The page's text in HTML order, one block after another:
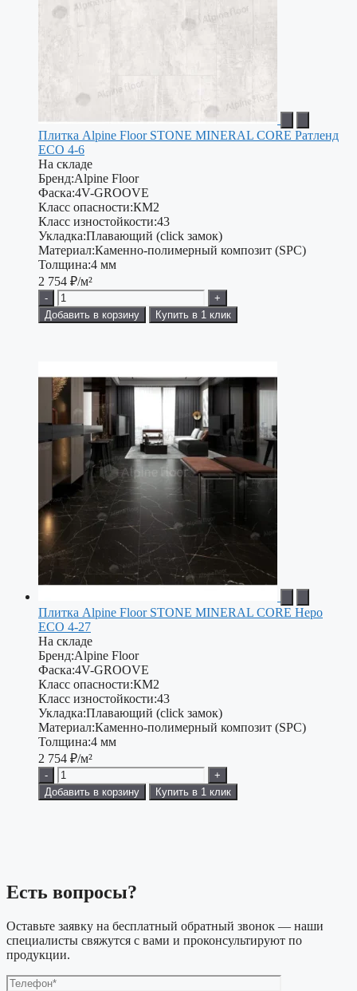
Плитка Alpine Floor STONE MINERAL CORE Ратленд
ЕСО 4-6
На складе
Бренд:Alpine Floor
Фаска:4V-GROOVE
Класс опасности:КМ2
Класс изностойкости:43
Укладка:Плавающий (click замок)
Материал:Каменно-полимерный композит (SPC)
Толщина:4 мм
2 754 ₽/м²
-
+
Добавить в корзину
Купить в 1 клик
Плитка Alpine Floor STONE MINERAL CORE Неро
ЕСО 4-27
На складе
Бренд:Alpine Floor
Фаска:4V-GROOVE
Класс опасности:КМ2
Класс изностойкости:43
Укладка:Плавающий (click замок)
Материал:Каменно-полимерный композит (SPC)
Толщина:4 мм
2 754 ₽/м²
-
+
Добавить в корзину
Купить в 1 клик
Есть вопросы?
Оставьте заявку на бесплатный обратный звонок — наши
специалисты свяжутся с вами и проконсультируют по
продукции.